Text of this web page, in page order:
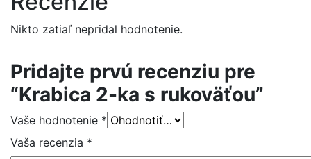
Nikto zatiaľ nepridal hodnotenie.
Pridajte prvú recenziu pre
“Krabica 2-ka s rukoväťou”
Vaše hodnotenie *
Vaša recenzia *